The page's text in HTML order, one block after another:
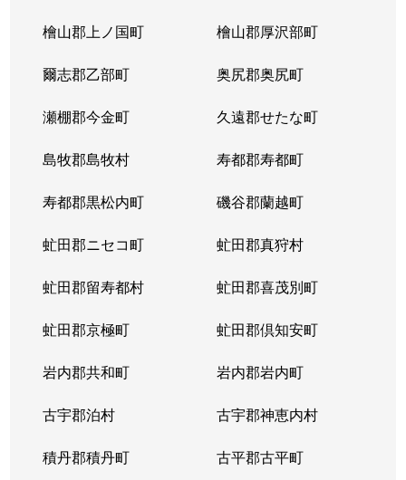
檜山郡上ノ国町 檜山郡厚沢部町
爾志郡乙部町 奥尻郡奥尻町
瀬棚郡今金町 久遠郡せたな町
島牧郡島牧村 寿都郡寿都町
寿都郡黒松内町 磯谷郡蘭越町
虻田郡ニセコ町 虻田郡真狩村
虻田郡留寿都村 虻田郡喜茂別町
虻田郡京極町 虻田郡倶知安町
岩内郡共和町 岩内郡岩内町
古宇郡泊村 古宇郡神恵内村
積丹郡積丹町 古平郡古平町